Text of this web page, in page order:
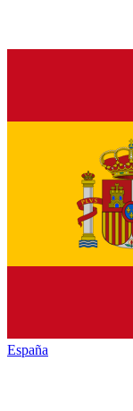
España